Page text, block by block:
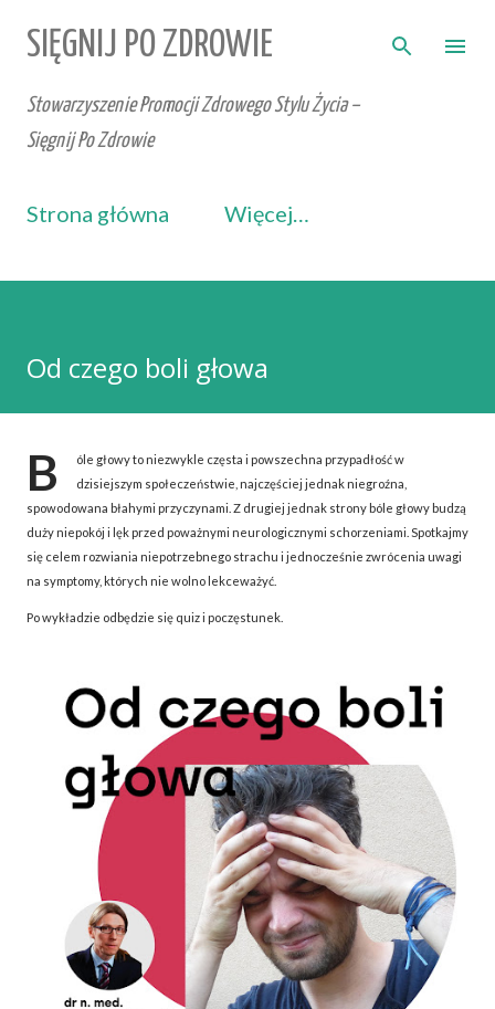
Przejdź do głównej zawartości
SIĘGNIJ PO ZDROWIE
Stowarzyszenie Promocji Zdrowego Stylu Życia –
Sięgnij Po Zdrowie
Strona główna Więcej…
Od czego boli głowa
B
óle głowy to niezwykle częsta i powszechna przypadłość w
dzisiejszym społeczeństwie, najczęściej jednak niegroźna,
spowodowana błahymi przyczynami. Z drugiej jednak strony bóle głowy budzą
duży niepokój i lęk przed poważnymi neurologicznymi schorzeniami. Spotkajmy
się celem rozwiania niepotrzebnego strachu i jednocześnie zwrócenia uwagi
na symptomy, których nie wolno lekceważyć.
Po wykładzie odbędzie się quiz i poczęstunek.